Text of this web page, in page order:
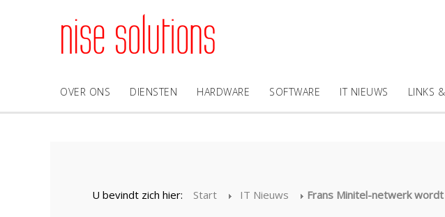
OVER ONS DIENSTEN HARDWARE SOFTWARE IT NIEUWS LINKS
U bevindt zich hier: Start IT Nieuws Frans Minitel-netwerk